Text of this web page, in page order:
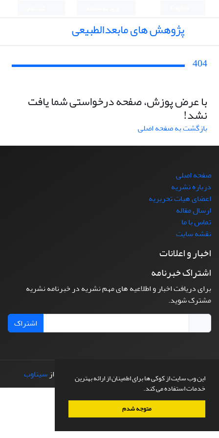
این وب سایت از کوکی ها برای اطمینان از ارائه بهترین
خدمات استفاده می کند.
متوجه شدم
پژوهش های مابعدالطبیعی
404
با عرض پوزش، صفحه درخواستی شما یافت
نشد!
بازگشت به صفحه اصلی
صفحه اصلی
درباره نشریه
اعضای هیات تحریریه
ارسال مقاله
تماس با ما
نقشه سایت
اخبار و اعلانات
اشتراک خبرنامه
برای دریافت اخبار و اطلاعیه های مهم نشریه در خبرنامه نشریه
مشترک شوید.
اشتراک
© سامانه مدیریت نشریات علمی.طراحی و پیاده سازی ازسیناوب